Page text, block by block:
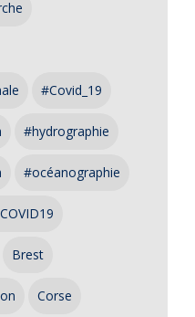
#Covid_19
#hydrographie
#océanographie
Brest
Corse